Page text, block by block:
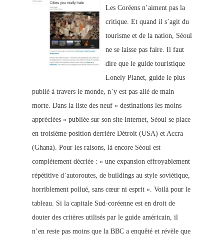
Les Coréens n’aiment pas la
critique. Et quand il s’agit du
tourisme et de la nation, Séoul
ne se laisse pas faire. Il faut
dire que le guide touristique
Lonely Planet, guide le plus
publié à travers le monde, n’y est pas allé de main
morte. Dans la liste des neuf « destinations les moins
appréciées » publiée sur son site Internet, Séoul se place
en troisième position derrière Détroit (USA) et Accra
(Ghana). Pour les raisons, là encore Séoul est
complètement décriée : « une expansion effroyablement
répétitive d’autoroutes, de buildings au style soviétique,
horriblement pollué, sans cœur ni esprit ». Voilà pour le
tableau. Si la capitale Sud-coréenne est en droit de
douter des critères utilisés par le guide américain, il
n’en reste pas moins que la BBC a enquêté et révèle que